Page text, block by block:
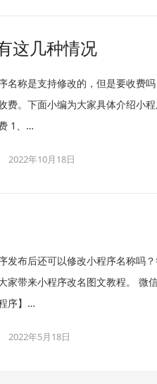
这几种情况
名称是支持修改的，但是要收费
费。下面小编为大家具体介绍小
1、…
2022年10月18日
发布后还可以修改小程序名称吗
家带来小程序改名图文教程。 微
序】…
2022年5月18日